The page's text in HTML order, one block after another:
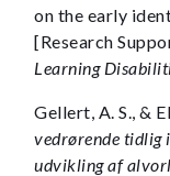
on the early
[Research
Learning
Gellert, A. S., &
vedrørende tidlig
udvikling af